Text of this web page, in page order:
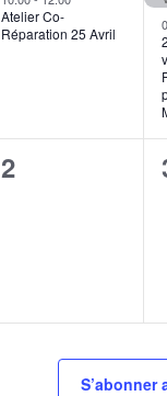
Atelier Co-
Réparation 25 Avril
0
2
S’abonner